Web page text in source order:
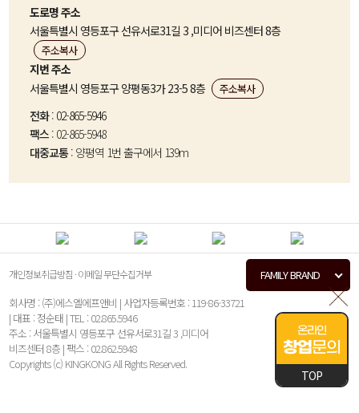
도로명 주소
서울특별시 영등포구 선유서로31길 3 ,미디어 비즈센터 8층
주소복사
지번 주소
서울특별시 영등포구 양평동3가 23-5 8층
주소복사
전화: 02-865-5946
팩스: 02-865-5948
대중교통: 양평역 1번 출구에서 139m
개인정보취급방침 ·이메일 무단수집거부
회사명 : (주)에스엘에프앤비 | 사업자등록번호 : 119-86-33721
| 대표 : 정순태 | TEL : 02.865.5946
주소 : 서울특별시 영등포구 선유서로31길 3 ,미디어
비즈센터 8층 | 팩스 : 02.862.5948
Copyrights (c) KINGKONG All Rights Reserved.
FAMILY BRAND
온라인
창업문의
TOP